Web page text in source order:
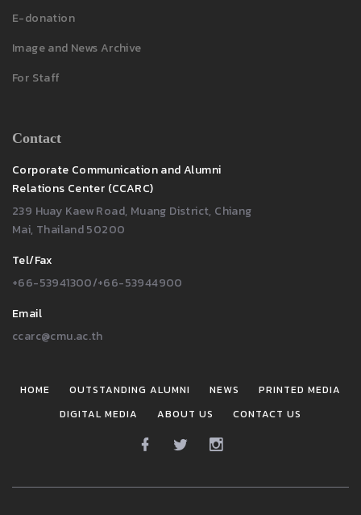
E-donation
Image and News Archive
For Staff
Contact
Corporate Communication and Alumni
Relations Center (CCARC)
239 Huay Kaew Road, Muang District, Chiang
Mai, Thailand 50200
Tel/Fax
+66-53941300/+66-53944900
Email
ccarc@cmu.ac.th
HOME OUTSTANDING ALUMNI NEWS
PRINTED MEDIA
DIGITAL MEDIA
ABOUT US CONTACT US